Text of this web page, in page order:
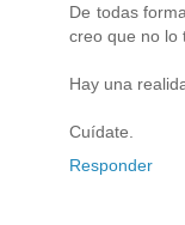
De todas
creo que no lo
Hay una
Cuídate.
Responder